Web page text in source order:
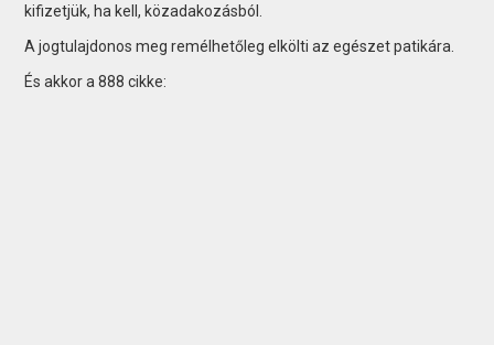
kifizetjük, ha kell, közadakozásból.
A jogtulajdonos meg remélhetőleg elkölti az egészet patikára.
És akkor a 888 cikke: